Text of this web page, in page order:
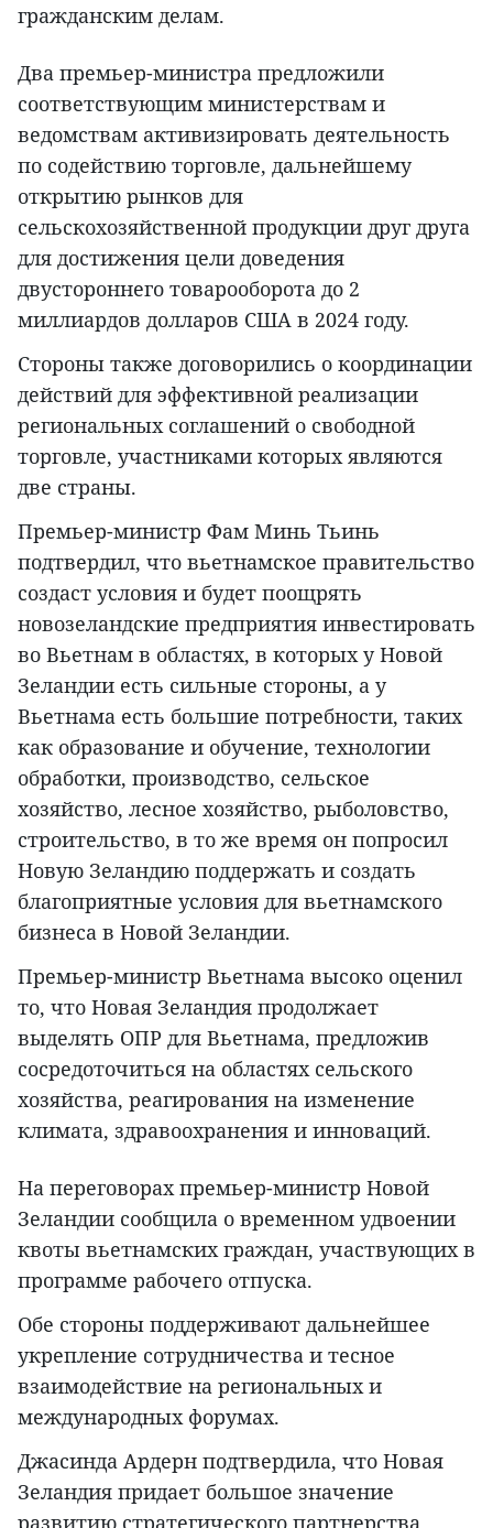
гражданским делам.
Два премьер-министра предложили
соответствующим министерствам и
ведомствам активизировать деятельность
по содействию торговле, дальнейшему
открытию рынков для
сельскохозяйственной продукции друг друга
для достижения цели доведения
двустороннего товарооборота до 2
миллиардов долларов США в 2024 году.
Стороны также договорились о координации
действий для эффективной реализации
региональных соглашений о свободной
торговле, участниками которых являются
две страны.
Премьер-министр Фам Минь Тьинь
подтвердил, что вьетнамское правительство
создаст условия и будет поощрять
новозеландские предприятия инвестировать
во Вьетнам в областях, в которых у Новой
Зеландии есть сильные стороны, а у
Вьетнама есть большие потребности, таких
как образование и обучение, технологии
обработки, производство, сельское
хозяйство, лесное хозяйство, рыболовство,
строительство, в то же время он попросил
Новую Зеландию поддержать и создать
благоприятные условия для вьетнамского
бизнеса в Новой Зеландии.
Премьер-министр Вьетнама высоко оценил
то, что Новая Зеландия продолжает
выделять ОПР для Вьетнама, предложив
сосредоточиться на областях сельского
хозяйства, реагирования на изменение
климата, здравоохранения и инноваций.
На переговорах премьер-министр Новой
Зеландии сообщила о временном удвоении
квоты вьетнамских граждан, участвующих в
программе рабочего отпуска.
Обе стороны поддерживают дальнейшее
укрепление сотрудничества и тесное
взаимодействие на региональных и
международных форумах.
Джасинда Ардерн подтвердила, что Новая
Зеландия придает большое значение
развитию стратегического партнерства